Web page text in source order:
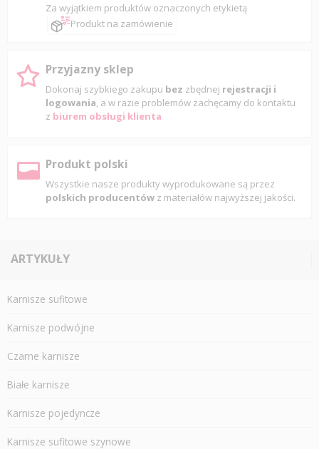
Za wyjątkiem produktów oznaczonych etykietą
Produkt na zamówienie
Przyjazny sklep
Dokonaj szybkiego zakupu bez zbędnej rejestracji i
logowania , a w razie problemów zachęcamy do kontaktu
z biurem obsługi klienta
Produkt polski
Wszystkie nasze produkty wyprodukowane są przez
polskich producentów z materiałów najwyższej jakości.
ARTYKUŁY
Karnisze sufitowe
Karnisze podwójne
Czarne karnisze
Białe karnisze
Karnisze pojedyncze
Karnisze sufitowe szynowe